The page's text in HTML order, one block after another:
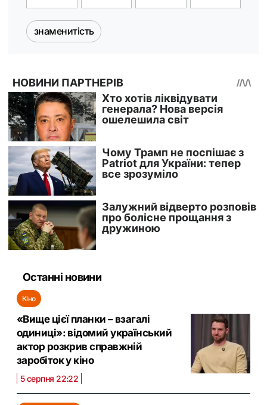
знаменитість
Останні новини
Кіно
«Вище цієї планки – взагалі
одиниці»: відомий український
актор розкрив справжній
заробіток у кіно
5 серпня 22:22